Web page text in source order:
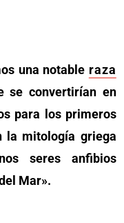
una notable raza
se convertirían en
para los primeros
la mitología griega
seres anfibios
Mar».